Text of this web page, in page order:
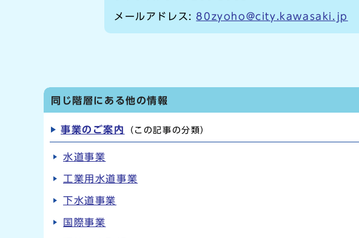
メールアドレス: 80zyoho@city.kawasaki.jp
同じ階層にある他の情報
事業のご案内 （この記事の分類）
水道事業
工業用水道事業
下水道事業
国際事業